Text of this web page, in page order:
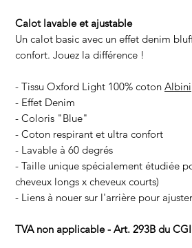
Calot lavable et ajustable
Un calot basic avec un effet denim
confort. Jouez la différence !
- Tissu Oxford Light 100% coton Albini
- Effet Denim
- Coloris "Blue"
- Coton respirant et ultra confort
- Lavable à 60 degrés
- Taille unique spécialement étudiée
cheveux longs x cheveux courts)
- Liens à nouer sur l'arrière pour
TVA non applicable - Art. 293B du CGI